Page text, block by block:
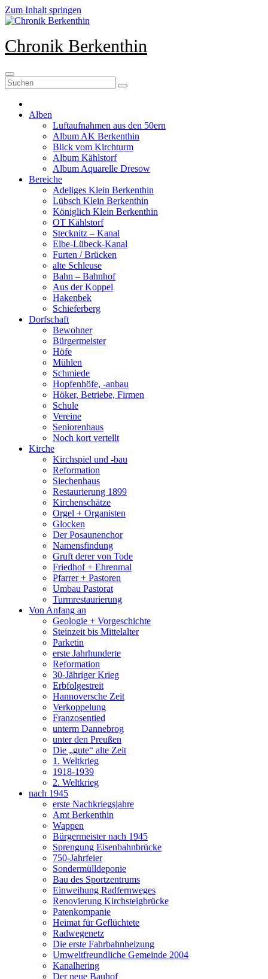
Zum Inhalt springen
Chronik Berkenthin
Alben
Luftaufnahmen aus den 50ern
Album AK Berkenthin
Blick vom Kirchturm
Album Kählstorf
Album Aquarelle Dresow
Bereiche
Adeliges Klein Berkenthin
Lübsch Klein Berkenthin
Königlich Klein Berkenthin
OT Kählstorf
Stecknitz – Kanal
Elbe-Lübeck-Kanal
Furten / Brücken
alte Schleuse
Bahn – Bahnhof
Aus der Koppel
Hakenbek
Schieferberg
Dorfschaft
Bewohner
Bürgermeister
Höfe
Mühlen
Schmiede
Hopfenhöfe, -anbau
Höker, Betriebe, Firmen
Schule
Vereine
Seniorenhaus
Noch kort vertellt
Kirche
Kirchspiel und -bau
Reformation
Siechenhaus
Restaurierung 1899
Kirchenschätze
Orgel + Organisten
Glocken
Der Posaunenchor
Namensfindung
Gruft derer von Tode
Friedhof + Ehrenmal
Pfarrer + Pastoren
Umbau Pastorat
Turmrestaurierung
Von Anfang an
Geologie + Vorgeschichte
Steinzeit bis Mittelalter
Parketin
erste Jahrhunderte
Reformation
30-Jähriger Krieg
Erbfolgestreit
Hannoversche Zeit
Verkoppelung
Franzosentied
unterm Dannebrog
unter den Preußen
Die „gute“ alte Zeit
1. Weltkrieg
1918-1939
2. Weltkrieg
nach 1945
erste Nachkriegsjahre
Amt Berkenthin
Wappen
Bürgermeister nach 1945
Sprengung Eisenbahnbrücke
750-Jahrfeier
Sondermülldeponie
Bau des Sportzentrums
Einweihung Radfernweges
Renovierung Kirchsteigbrücke
Patenkompanie
Heimat für Geflüchtete
Radwegenetz
Die erste Fahrbahnheizung
Umweltfreundliche Gemeinde 2004
Kanalhering
Der neue Bauhof